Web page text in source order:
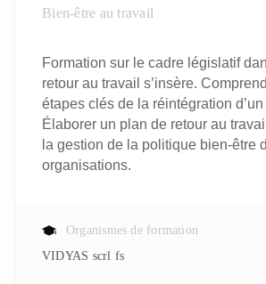
Bien-être au travail
Formation sur le cadre législatif
retour au travail s’insère.
étapes clés de la réintégration
Élaborer un plan de retour au
la gestion de la politique bien-être
organisations.
Organismes de formation
VIDYAS scrl fs